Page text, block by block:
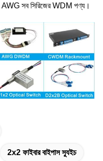
সব সিরিজের WDM পণ্য।
2x2 ফাইবার বাইপাস স্যুইচ